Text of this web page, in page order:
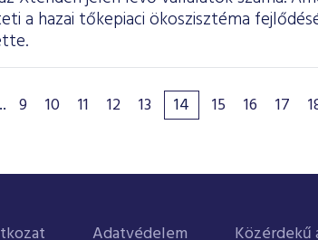
a hazai tőkepiaci ökoszisztéma
9 10 11 12 13 14 15 16 17
Adatvédelem Közérdekű